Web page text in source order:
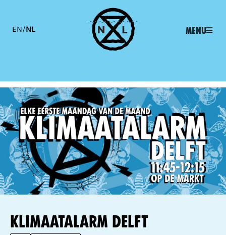
EN/NL Menu
Klimaatalarm Delft